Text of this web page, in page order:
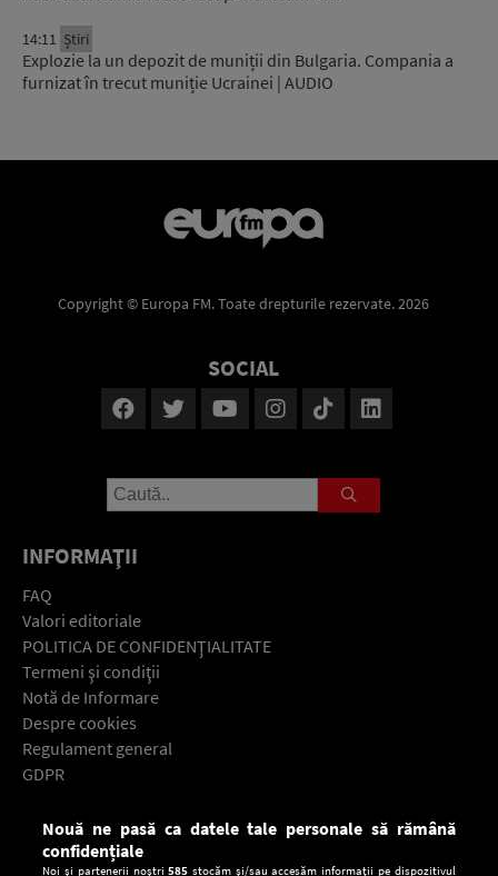
14:11 Știri
Explozie la un depozit de muniții din Bulgaria. Compania a
furnizat în trecut muniție Ucrainei | AUDIO
Copyright © Europa FM. Toate drepturile rezervate. 2026
SOCIAL
INFORMAŢII
FAQ
Valori editoriale
POLITICA DE CONFIDENŢIALITATE
Termeni şi condiţii
Notă de Informare
Despre cookies
Regulament general
GDPR
Descarcă gratuit aplicaţia Europa FM pentru smartphone:
Nouă ne pasă ca datele tale personale să rămână
confidențiale
Noi și partenerii noștri585 stocăm și/sau accesăm informații pe dispozitivul